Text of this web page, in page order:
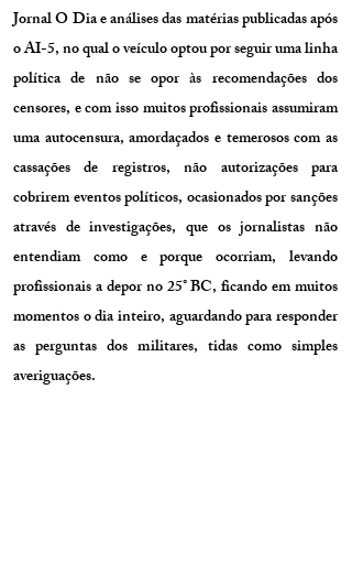
Jornal O Dia e análises das matérias publicadas após
o AI-5, no qual o veículo optou por seguir uma linha
política de não se opor às recomendações dos
censores, e com isso muitos profissionais assumiram
uma autocensura, amordaçados e temerosos com as
cassações de registros, não autorizações para
cobrirem eventos políticos, ocasionados por sanções
através de investigações, que os jornalistas não
entendiam como e porque ocorriam, levando
profissionais a depor no 25° BC, ficando em muitos
momentos o dia inteiro, aguardando para responder
as perguntas dos militares, tidas como simples
averiguações.